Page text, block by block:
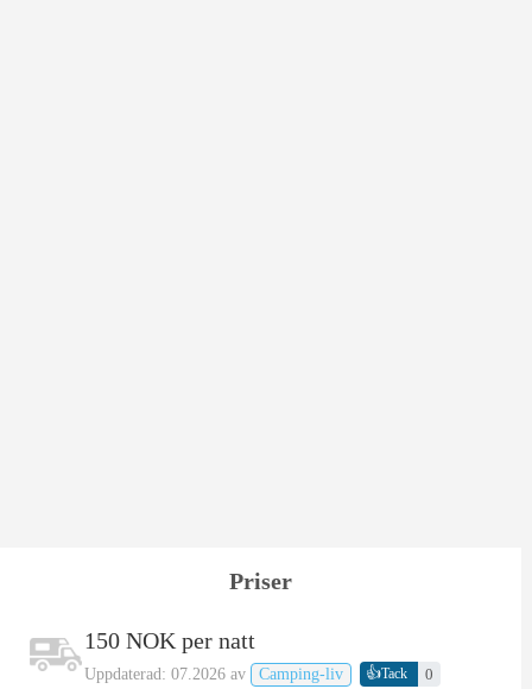
Priser
150 NOK per natt
Uppdaterad: 07.2026 av Camping-liv 👍Tack 0